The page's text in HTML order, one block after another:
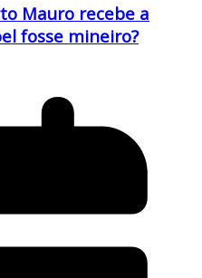
Mauro recebe a
fosse mineiro?